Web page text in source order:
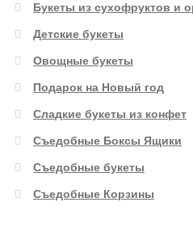
Букеты из сухофруктов и
Детские букеты
Овощные букеты
Подарок на Новый год
Сладкие букеты из конфет
Съедобные Боксы Ящики
Съедобные букеты
Съедобные Корзины